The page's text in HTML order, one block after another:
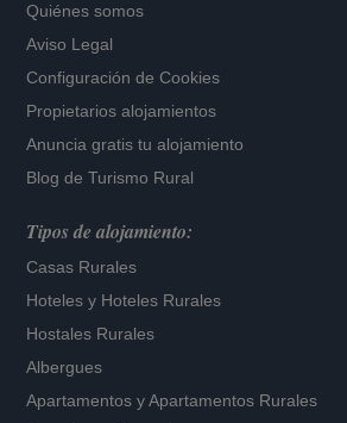
Quiénes somos
Aviso Legal
Configuración de Cookies
Propietarios alojamientos
Anuncia gratis tu alojamiento
Blog de Turismo Rural
Tipos de alojamiento:
Casas Rurales
Hoteles y Hoteles Rurales
Hostales Rurales
Albergues
Apartamentos yApartamentos Rurales